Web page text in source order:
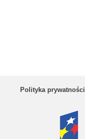
Polityka prywatności